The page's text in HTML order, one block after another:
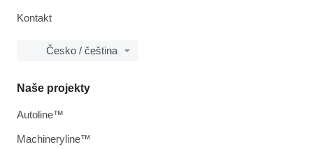
Kontakt
Česko / čeština
Naše projekty
Autoline™
Machineryline™